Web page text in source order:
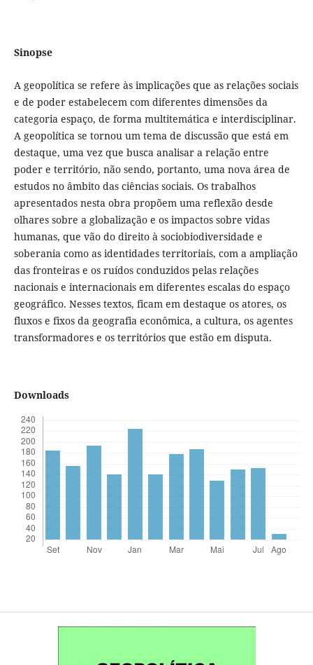
Sinopse
A geopolítica se refere às implicações que as relações sociais
e de poder estabelecem com diferentes dimensões da
categoria espaço, de forma multitemática e interdisciplinar.
A geopolítica se tornou um tema de discussão que está em
destaque, uma vez que busca analisar a relação entre
poder e território, não sendo, portanto, uma nova área de
estudos no âmbito das ciências sociais. Os trabalhos
apresentados nesta obra propõem uma reflexão desde
olhares sobre a globalização e os impactos sobre vidas
humanas, que vão do direito à sociobiodiversidade e
soberania como as identidades territoriais, com a ampliação
das fronteiras e os ruídos conduzidos pelas relações
nacionais e internacionais em diferentes escalas do espaço
geográfico. Nesses textos, ficam em destaque os atores, os
fluxos e fixos da geografia econômica, a cultura, os agentes
transformadores e os territórios que estão em disputa.
Downloads